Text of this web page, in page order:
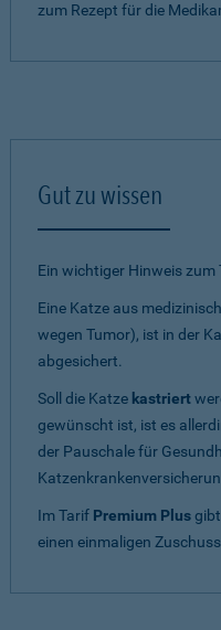
zum Rezept für die
Gut zu wissen
Ein wichtiger Hinweis
Eine Katze aus
wegen Tumor), ist in der
abgesichert.
Soll die Katze kastriert
gewünscht ist, ist es
der Pauschale für
Im Tarif Premium Plus
einen einmaligen